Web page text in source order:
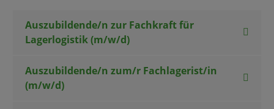
Auszubildende/n zur Fachkraft für
Lagerlogistik (m/w/d)
Auszubildende/n zum/r Fachlagerist/in
(m/w/d)